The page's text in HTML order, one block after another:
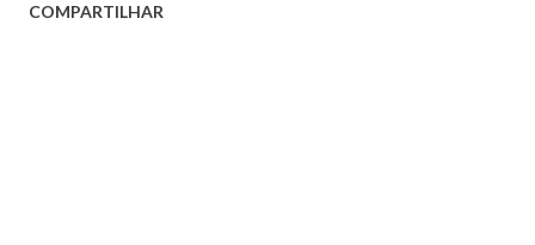
COMPARTILHAR